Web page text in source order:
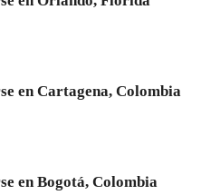
en Cartagena, Colombia
en Bogotá, Colombia